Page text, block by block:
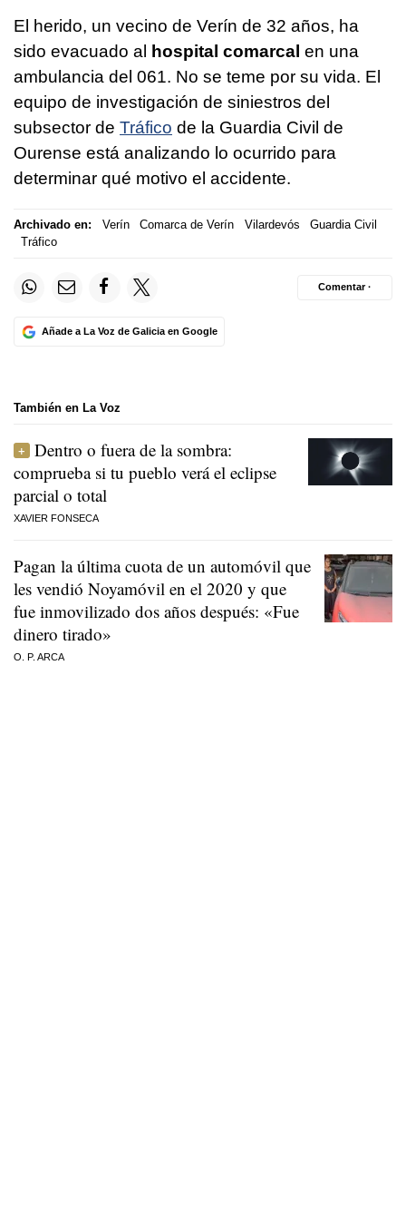
El herido, un vecino de Verín de 32 años, ha
sido evacuado al hospital comarcal en una
ambulancia del 061. No se teme por su vida. El
equipo de investigación de siniestros del
subsector de Tráfico de la Guardia Civil de
Ourense está analizando lo ocurrido para
determinar qué motivo el accidente.
Archivado en: Verín Comarca de Verín Vilardevós
Guardia Civil
Tráfico
Añade a La Voz de Galicia en Google
Comentar ·
También en La Voz
Dentro o fuera de la sombra:
comprueba si tu pueblo verá el eclipse
parcial o total
XAVIER FONSECA
Pagan la última cuota de un automóvil que
les vendió Noyamóvil en el 2020 y que
fue inmovilizado dos años después: «Fue
dinero tirado»
O. P. ARCA